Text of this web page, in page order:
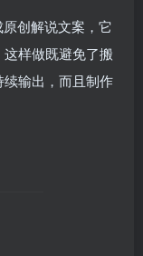
创解说文案，它
样做既避免了搬
输出，而且制作